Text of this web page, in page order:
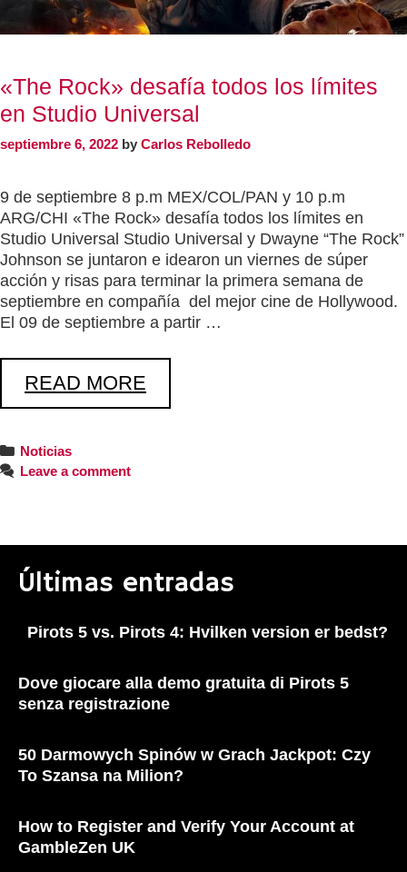
«The Rock» desafía todos los límites
en Studio Universal
septiembre 6, 2022 by Carlos Rebolledo
9 de septiembre 8 p.m MEX/COL/PAN y 10 p.m
ARG/CHI «The Rock» desafía todos los límites en
Studio Universal Studio Universal y Dwayne “The Rock”
Johnson se juntaron e idearon un viernes de súper
acción y risas para terminar la primera semana de
septiembre en compañía del mejor cine de Hollywood.
El 09 de septiembre a partir …
READ MORE
Noticias
Leave a comment
Últimas entradas
Pirots 5 vs. Pirots 4: Hvilken version er bedst?
Dove giocare alla demo gratuita di Pirots 5
senza registrazione
50 Darmowych Spinów w Grach Jackpot: Czy
To Szansa na Milion?
How to Register and Verify Your Account at
GambleZen UK